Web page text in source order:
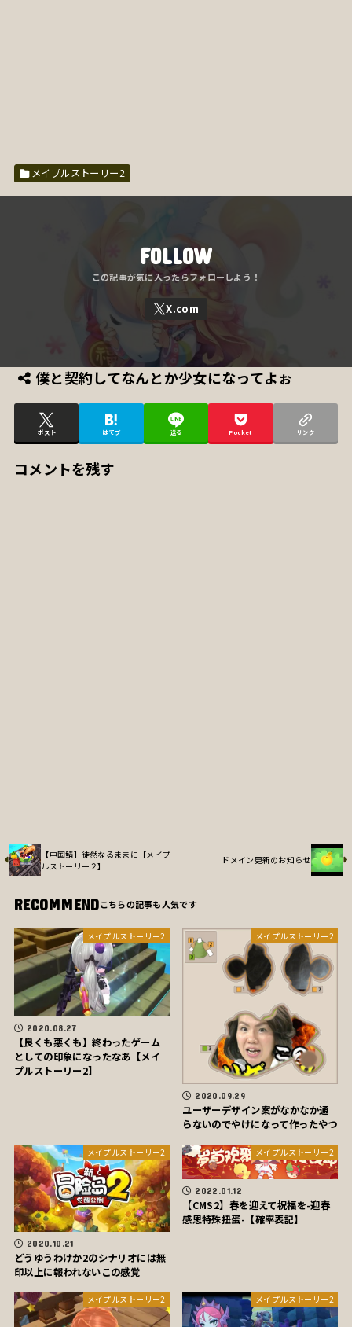
メイプルストーリー2
FOLLOW
僕と契約してなんとか少女になってよぉ
ポスト はてブ 送る Pocket リンク
コメントを残す
【中国鯖】徒然なるままに【メイプ
ルストーリー２】
ドメイン更新のお知らせ
RECOMMEND
メイプルストーリー2
2020.08.27
【良くも悪くも】終わったゲーム
としての印象になったなあ【メイ
プルストーリー2】
メイプルストーリー2
2020.09.29
ユーザーデザイン案がなかなか通
らないのでやけになって作ったやつ
メイプルストーリー2
2020.10.21
どうゆうわけか2のシナリオには無
印以上に報われないこの感覚
メイプルストーリー2
2022.01.12
【CMS2】春を迎えて祝福を-迎春
感恩特殊扭蛋-【確率表記】
メイプルストーリー2 メイプルストーリー2